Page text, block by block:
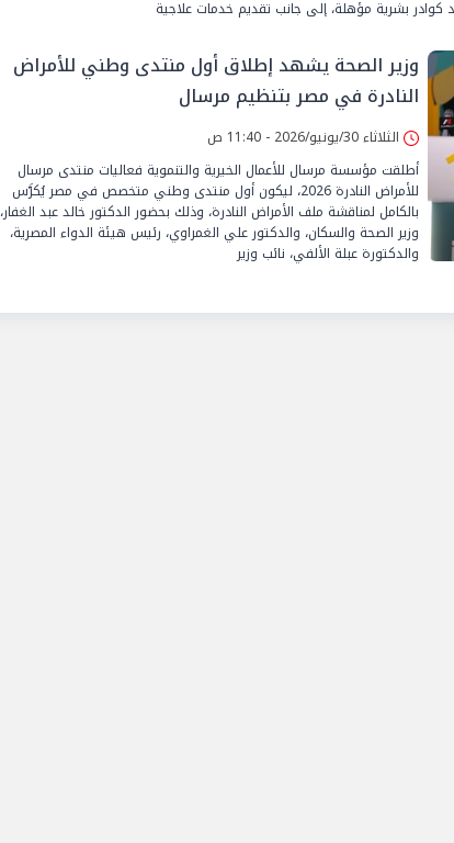
كوادر بشرية مؤهلة، إلى جانب تقديم خدمات علاجية
وزير الصحة يشهد إطلاق أول منتدى وطني للأمراض
النادرة في مصر بتنظيم مرسال
الثلاثاء 30/يونيو/2026 - 11:40 ص
أطلقت مؤسسة مرسال للأعمال الخيرية والتنموية فعاليات منتدى مرسال
للأمراض النادرة 2026، ليكون أول منتدى وطني متخصص في مصر يُكرَّس
بالكامل لمناقشة ملف الأمراض النادرة، وذلك بحضور الدكتور خالد عبد الغفار،
وزير الصحة والسكان، والدكتور علي الغمراوي، رئيس هيئة الدواء المصرية،
والدكتورة عبلة الألفي، نائب وزير